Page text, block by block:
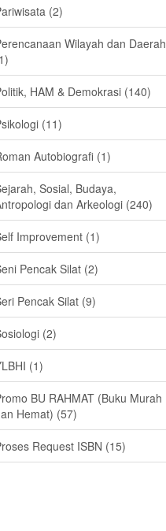
(2)
Wilayah dan Daerah
HAM & Demokrasi (140)
(11)
Autobiografi (1)
Sosial, Budaya,
dan Arkeologi (240)
Improvement (1)
Pencak Silat (2)
Pencak Silat (9)
(2)
(1)
BU RAHMAT (Buku Murah
Hemat) (57)
Request ISBN (15)